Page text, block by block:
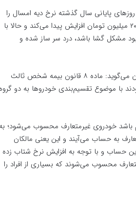
پایانی سال گذشته نرخ دیه امسال را
۹۰۰ میلیون تومان اعلام کرد که این رقم در ماه‌های حرام به یک میلیارد و ۲۰۰ میلیون تومان افزایش پیدا می‌کند و حالا با
ماده و قانون بیمه شخص ثالث در سال ۹۵ که قرار بود مشکل گشا باشد، درد سر ساز شده و
قانونی که آقای توکلی دبیر کارگروه خودرو سندیکای بیمه‌گران در رابطه با آن می‌گوید: ماده ۸ قانون بیمه شخص ثالث
با موضوع تقسیم‌بندی خودرو‌ها به دو گروه
باشد خودروی غیرمتعارف محسوب می‌شود؛ به
بالای ۶۰۰ میلیون تومان نامتعارف به حساب می‌آیند و این یعنی مالکان
می‌کنند. با این حساب و با توجه به افزایش نرخ شتاب زده
خودرو‌های داخلی همانند دنا پلاس و پژو ۲۰۷ نیز غیرمتعارف محسوب می‌شوند که بسیاری از افراد را